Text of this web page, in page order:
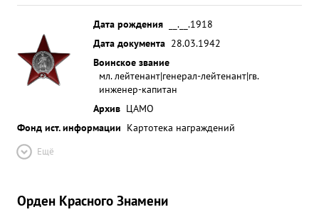
Дата рождения
__.__.1918
Дата документа 28.03.1942
Воинское звание
мл. лейтенант|генерал-лейтенант|гв.
инженер-капитан
Архив ЦАМО
Фонд ист. информации Картотека награждений
Ещё
Орден Красного Знамени